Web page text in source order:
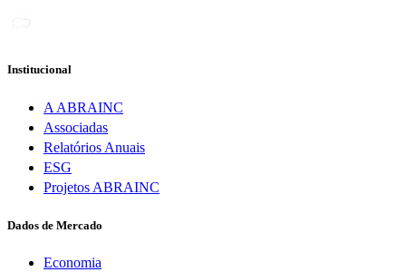
Institucional
A ABRAINC
Associadas
Relatórios Anuais
ESG
Projetos ABRAINC
Dados de Mercado
Economia